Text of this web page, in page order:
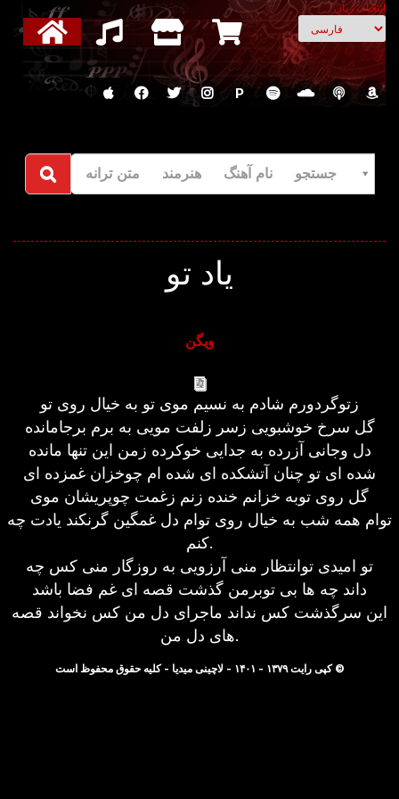
انتخاب زبان
P
جستجو نام آهنگ هنرمند متن ترانه
یاد تو
ویگن
زتوگردورم شادم به نسیم موی تو به خیال روی تو
گل سرخ خوشبویی زسر زلفت مویی به برم برجامانده
دل وجانی آزرده به جدایی خوکرده زمن این تنها مانده
شده ای تو چنان آتشکده ای شده ام چوخزان غمزده ای
گل روی توبه خزانم خنده زنم زغمت چوپریشان موی
توام همه شب به خیال روی توام دل غمگین گرنکند یادت چه
کنم.
تو امیدی توانتظار منی آرزویی به روزگار منی کس چه
داند چه ها بی توبرمن گذشت قصه ای غم فضا باشد
این سرگذشت کس نداند ماجرای دل من کس نخواند قصه
های دل من.
© کپی رایت ۱۳۷۹ - ۱۴۰۱ - لاچینی میدیا - کلیه حقوق محفوظ است